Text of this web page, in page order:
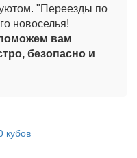
"Переезды по
новоселья!
вам
безопасно и
кубов